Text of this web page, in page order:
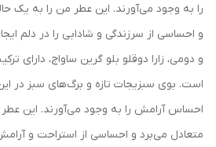
را به وجود می‌آورند. این عطر من را به یک
و احساسی از سرزندگی و شادابی را در دلم
و دومی، زارا دوقلو بلو گرین ساواج، دارای
است. بوی سبزیجات تازه و برگ‌های سبز در
احساس آرامش را به وجود می‌آورند. این
متعادل می‌برد و احساسی از استراحت و